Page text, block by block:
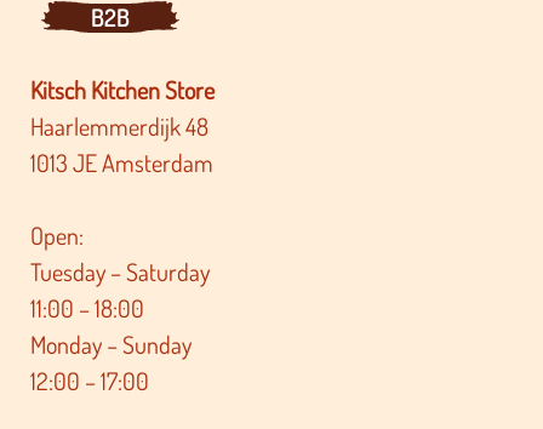
B2B
Kitsch Kitchen Store
Haarlemmerdijk 48
1013 JE Amsterdam
Open:
Tuesday – Saturday
11:00 – 18:00
Monday – Sunday
12:00 – 17:00